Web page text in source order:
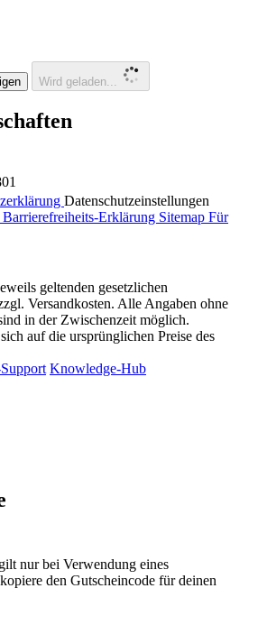
Wird geladen...
Datenschutzeinstellungen
Barrierefreiheits-Erklärung Sitemap Für
geltenden gesetzlichen
Versandkosten. Alle Angaben ohne
in der Zwischenzeit möglich.
auf die ursprünglichen Preise des
Knowledge-Hub
nur bei Verwendung eines
den Gutscheincode für deinen